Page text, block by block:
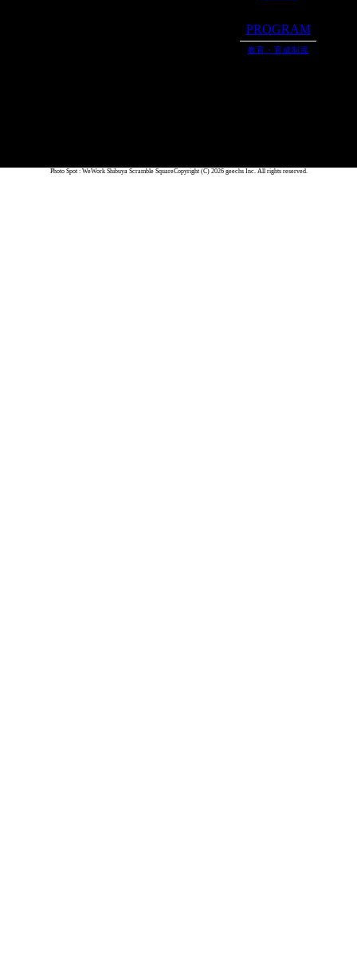
PROGRAM
教育・育成制度
Photo Spot : WeWork Shibuya Scramble SquareCopyright (C) 2026 geechs Inc. All rights reserved.